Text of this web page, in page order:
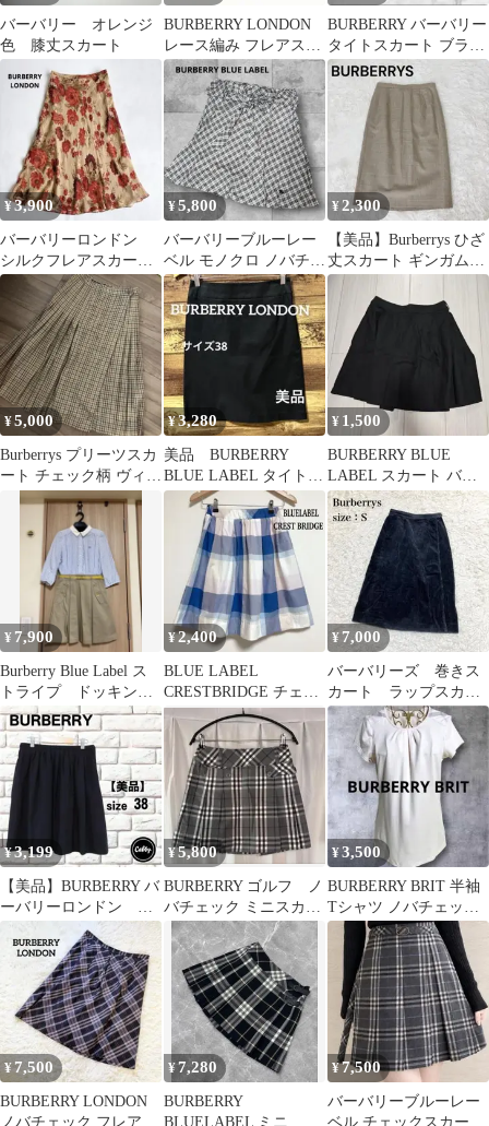
バーバリー オレンジ
色 膝丈スカート
BURBERRY LONDON
レース編み フレアスカ
ート 38 ベージュ
BURBERRY バーバリー
タイトスカート ブラッ
ク
¥ 3,900
バーバリーロンドン
シルクフレアスカー
ト ロング 花柄 13
¥5,800
バーバリーブルーレー
ベル モノクロ ノバチェ
ック スカート ウエスト
リボン 伸縮
¥2,300
【美品】Burberrys ひざ
丈スカート ギンガムチ
ェック イエロー系
¥5,000
Burberrys プリーツスカ
ート チェック柄 ヴィン
テージ
¥3,280
美品 BURBERRY
BLUE LABEL タイトス
カート 38三陽商会
¥ 1,500
BURBERRY BLUE
LABEL スカート バー
バリー
¥ 7,900
Burberry Blue Label ス
トライプ ドッキング
ワンピース S
¥2,400
BLUE LABEL
CRESTBRIDGE チェッ
ク スカート バーバリー
¥ 7,000
バーバリーズ 巻きス
カート ラップスカー
ト コーデュロイ ネ
イビー Ｓ Ｙ２Ｋ
¥3,199
【美品】BURBERRY バ
ーバリーロンドン ス
カート ブラック サ
イズ38
¥5,800
BURBERRY ゴルフ ノ
バチェック ミニスカー
ト グレー
¥3,500
BURBERRY BRIT 半袖
Tシャツ ノバチェック
XS
¥7,500
BURBERRY LONDON
ノバチェック フレアス
¥7,280
BURBERRY
BLUELABEL ミニ プ
¥ 7,500
バーバリーブルーレー
ベル チェックスカート